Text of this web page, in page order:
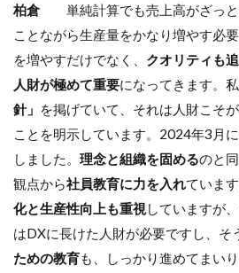
柏倉単純計算でも売上高がざっと
ことながら生産量をかなり増やす必
を増やすだけでなく、 クオリティも
人財が極めて重要になってきます。
針」 を掲げていて、それは人財こそ
ことを明示しています。2024年3月
しました。 理念と組織を固めるのと
観点から社員教育に力を入れていま
化と生産性向上も重視 していますが
はDXに長けた人財が必要ですし、そ
ための教育も、しっかり進めてまいり